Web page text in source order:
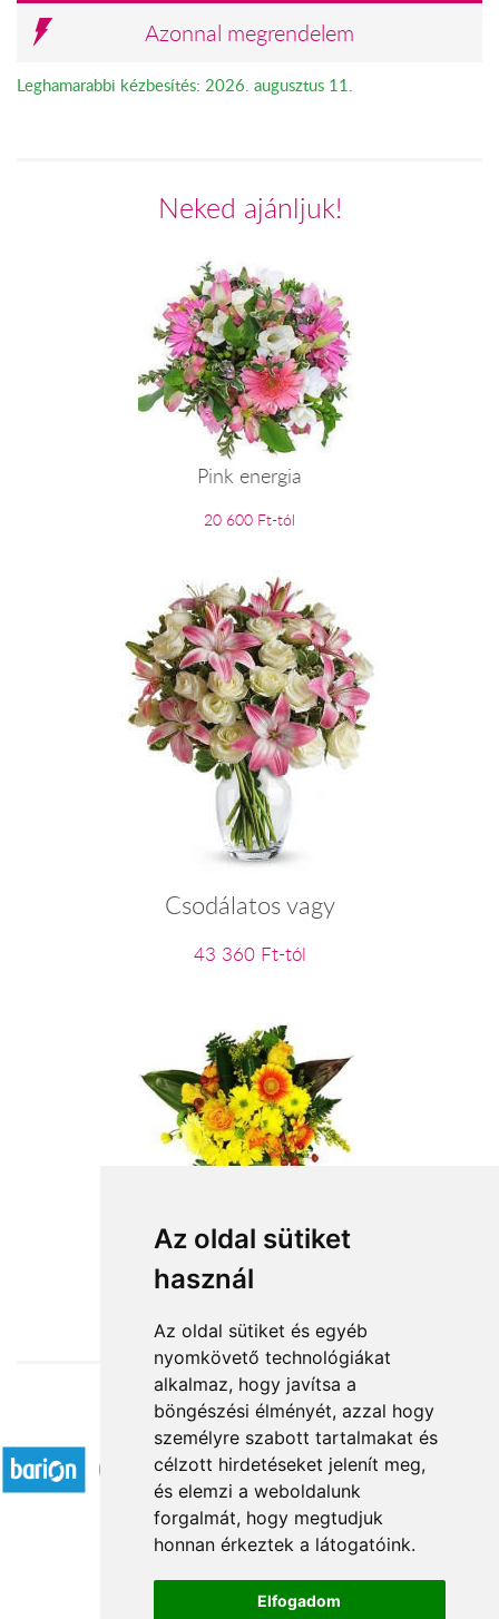
Az oldal sütiket
használ
Az oldal sütiket és egyéb
nyomkövető technológiákat
alkalmaz, hogy javítsa a
böngészési élményét, azzal hogy
személyre szabott tartalmakat és
célzott hirdetéseket jelenít meg,
és elemzi a weboldalunk
forgalmát, hogy megtudjuk
honnan érkeztek a látogatóink.
Elfogadom
Azonnal megrendelem
Leghamarabbi kézbesítés: 2026. augusztus 11.
Neked ajánljuk!
Pink energia
20 600 Ft-tól
Csodálatos vagy
43 360 Ft-tól
Napocska
23 200 Ft-tól
Elfogadott fizetési módok
Á.SZ.F.